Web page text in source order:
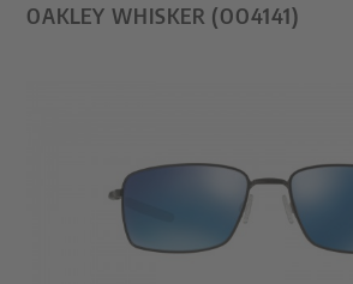
OAKLEY WHISKER (OO4141)